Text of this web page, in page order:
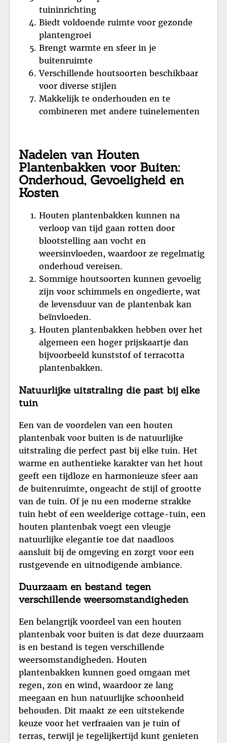
tuininrichting
Biedt voldoende ruimte voor gezonde
plantengroei
Brengt warmte en sfeer in je
buitenruimte
Verschillende houtsoorten beschikbaar
voor diverse stijlen
Makkelijk te onderhouden en te
combineren met andere tuinelementen
Nadelen van Houten
Plantenbakken voor Buiten:
Onderhoud, Gevoeligheid en
Kosten
Houten plantenbakken kunnen na
verloop van tijd gaan rotten door
blootstelling aan vocht en
weersinvloeden, waardoor ze regelmatig
onderhoud vereisen.
Sommige houtsoorten kunnen gevoelig
zijn voor schimmels en ongedierte, wat
de levensduur van de plantenbak kan
beïnvloeden.
Houten plantenbakken hebben over het
algemeen een hoger prijskaartje dan
bijvoorbeeld kunststof of terracotta
plantenbakken.
Natuurlijke uitstraling die past bij elke
tuin
Een van de voordelen van een houten
plantenbak voor buiten is de natuurlijke
uitstraling die perfect past bij elke tuin. Het
warme en authentieke karakter van het hout
geeft een tijdloze en harmonieuze sfeer aan
de buitenruimte, ongeacht de stijl of grootte
van de tuin. Of je nu een moderne strakke
tuin hebt of een weelderige cottage-tuin, een
houten plantenbak voegt een vleugje
natuurlijke elegantie toe dat naadloos
aansluit bij de omgeving en zorgt voor een
rustgevende en uitnodigende ambiance.
Duurzaam en bestand tegen
verschillende weersomstandigheden
Een belangrijk voordeel van een houten
plantenbak voor buiten is dat deze duurzaam
is en bestand is tegen verschillende
weersomstandigheden. Houten
plantenbakken kunnen goed omgaan met
regen, zon en wind, waardoor ze lang
meegaan en hun natuurlijke schoonheid
behouden. Dit maakt ze een uitstekende
keuze voor het verfraaien van je tuin of
terras, terwijl je tegelijkertijd kunt genieten